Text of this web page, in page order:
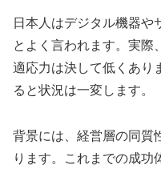
日本人はデジタル機器や
とよく言われます。実際
適応力は決して低くあり
ると状況は一変します。
背景には、経営層の同質
ります。これまでの成功